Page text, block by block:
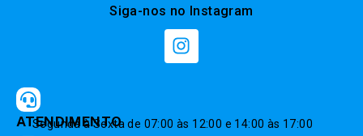
Siga-nos no Instagram
ATENDIMENTO
Segunda à Sexta de 07:00 às 12:00 e 14:00 às 17:00